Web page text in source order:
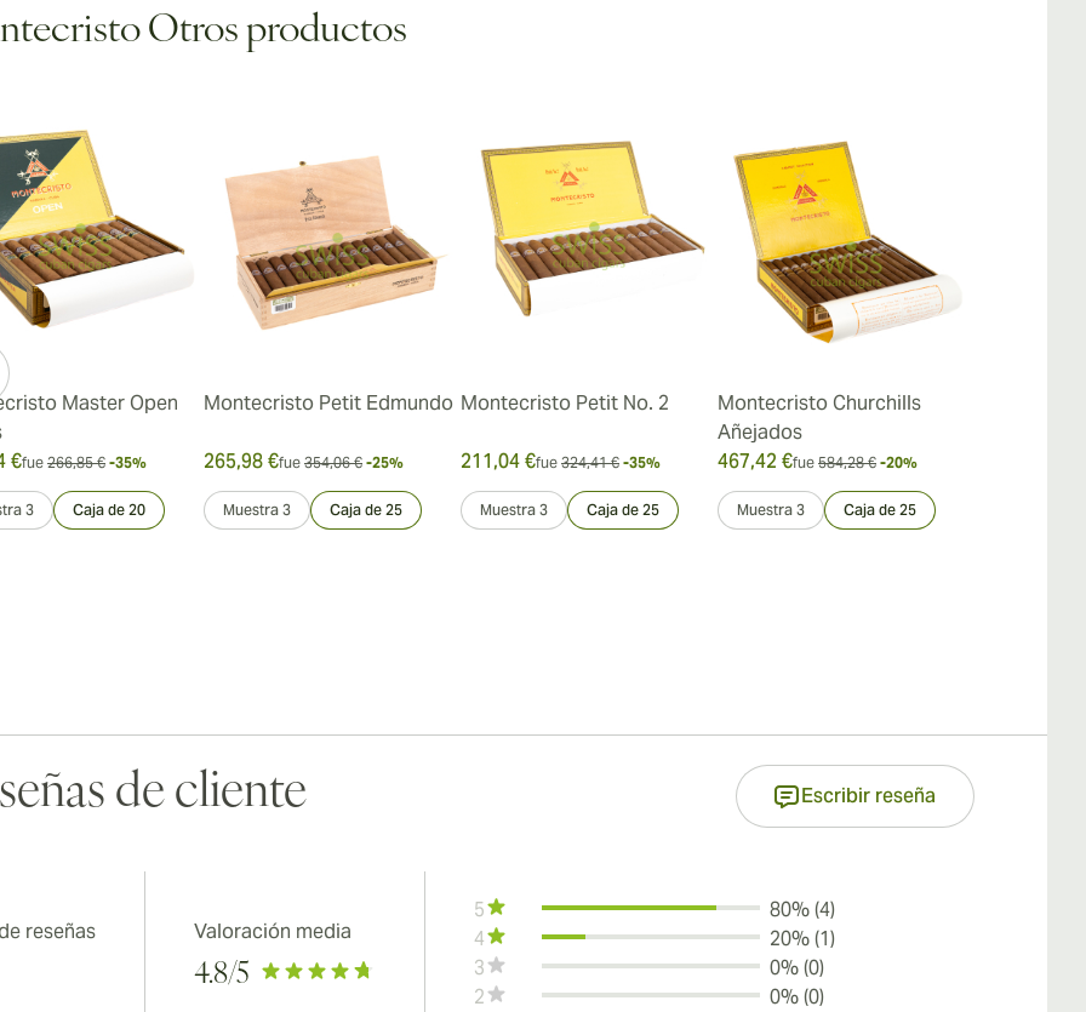
Otros productos
Master Open
€fue 266,85 € -35%
3 Caja de 20
Montecristo Petit Edmundo
265,98 €fue 354,06 € -25%
Muestra 3 Caja de 25
Montecristo Petit No. 2
211,04 €fue 324,41 € -35%
Muestra 3 Caja de 25
Montecristo Churchills
Añejados
467,42 €fue 584,28 € -20%
Muestra 3 Caja de 25
de cliente Escribir reseña
reseñas Valoración media
4.8/5
5
80% (4)
4
20% (1)
3
0% (0)
2
0% (0)